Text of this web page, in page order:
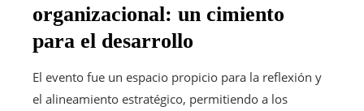
organizacional: un cimiento
para el desarrollo
El evento fue un espacio propicio para la reflexión y
el alineamiento estratégico, permitiendo a los